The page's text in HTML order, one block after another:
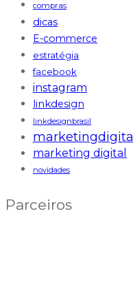
compras
dicas
E-commerce
estratégia
facebook
instagram
linkdesign
linkdesignbrasil
marketingdigital
marketing digital
novidades
Parceiros